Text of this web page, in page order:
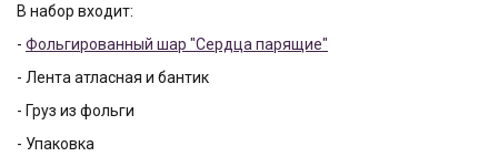
В набор входит:
- Фольгированный шар "Сердца парящие"
- Лента атласная и бантик
- Груз из фольги
- Упаковка